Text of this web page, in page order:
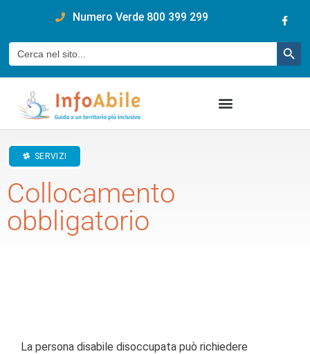
Numero Verde 800 399 299
Cerca:
SERVIZI
Collocamento
obbligatorio
La persona disabile disoccupata può richiedere